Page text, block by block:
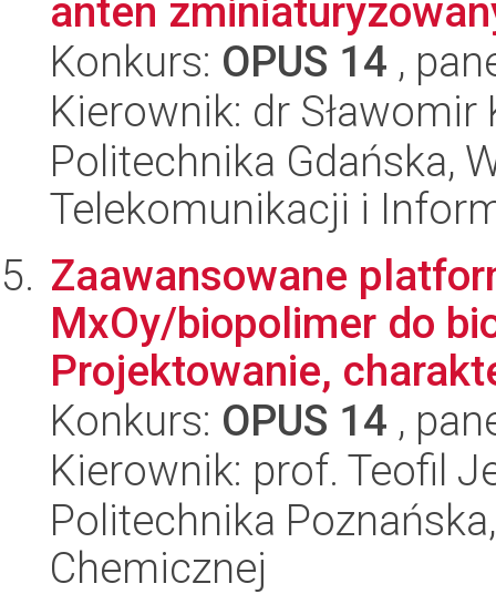
anten
Konkurs: OPUS 14 ,
Kierownik: dr Sławomir
Politechnika Gdańska,
Telekomunikacji i
Zaawansowane
MxOy/biopolimer do
Projektowanie,
Konkurs: OPUS 14 ,
Kierownik: prof. Teofil
Politechnika
Chemicznej